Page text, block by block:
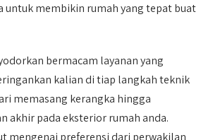
untuk membikin rumah yang tepat buat
bermacam layanan yang
kalian di tiap langkah teknik
memasang kerangka hingga
akhir pada eksterior rumah anda.
mengenai preferensi dari perwakilan